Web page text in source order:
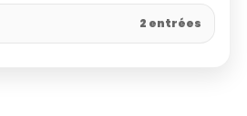
2 entrées